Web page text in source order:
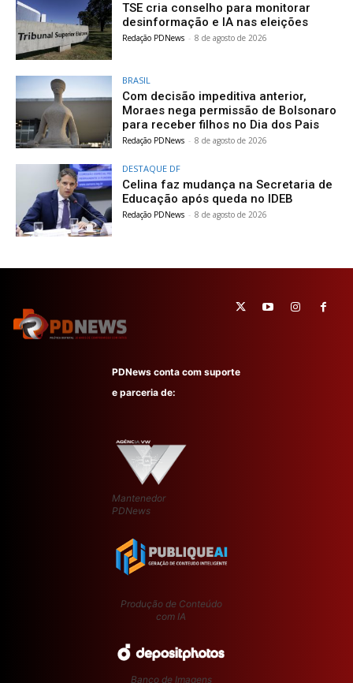
TSE cria conselho para monitorar
desinformação e IA nas eleições
Redação PDNews - 8 de agosto de 2026
BRASIL
Com decisão impeditiva anterior,
Moraes nega permissão de Bolsonaro
para receber filhos no Dia dos Pais
Redação PDNews - 8 de agosto de 2026
DESTAQUE DF
Celina faz mudança na Secretaria de
Educação após queda no IDEB
Redação PDNews - 8 de agosto de 2026
PDNews conta com suporte
e parceria de:
Mantenedor
PDNews
Produção de Conteúdo
com IA
Banco de Imagens